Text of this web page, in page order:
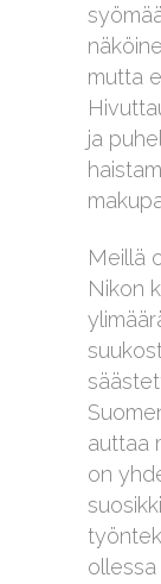
mutta
ja
Meillä
Nikon
auttaa
on